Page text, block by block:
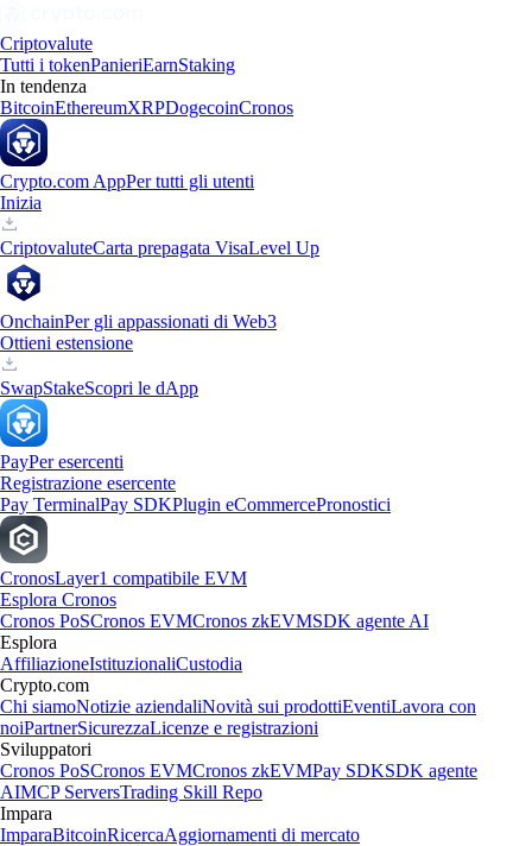
Criptovalute
Tutti i tokenPanieriEarnStaking
In tendenza
BitcoinEthereumXRPDogecoinCronos
Crypto.com AppPer tutti gli utenti
Inizia
CriptovaluteCarta prepagata VisaLevel Up
OnchainPer gli appassionati di Web3
Ottieni estensione
SwapStakeScopri le dApp
PayPer esercenti
Registrazione esercente
Pay TerminalPay SDKPlugin eCommercePronostici
CronosLayer1 compatibile EVM
Esplora Cronos
Cronos PoSCronos EVMCronos zkEVMSDK agente AI
Esplora
AffiliazioneIstituzionaliCustodia
Crypto.com
Chi siamoNotizie aziendaliNovità sui prodottiEventiLavora con
noiPartnerSicurezzaLicenze e registrazioni
Sviluppatori
Cronos PoSCronos EVMCronos zkEVMPay SDKSDK agente
AIMCP ServersTrading Skill Repo
Impara
ImparaBitcoinRicercaAggiornamenti di mercato